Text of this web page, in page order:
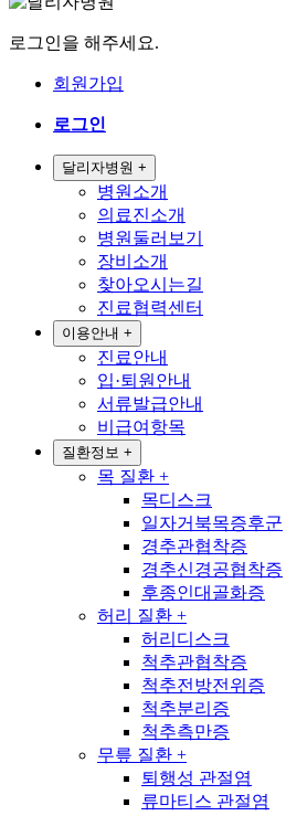
로그인을 해주세요.
회원가입
로그인
달리자병원 +
병원소개
의료진소개
병원둘러보기
장비소개
찾아오시는길
진료협력센터
이용안내 +
진료안내
입·퇴원안내
서류발급안내
비급여항목
질환정보 +
목 질환 +
목디스크
일자거북목증후군
경추관협착증
경추신경공협착증
후종인대골화증
허리 질환 +
허리디스크
척추관협착증
척추전방전위증
척추분리증
척추측만증
무릎 질환 +
퇴행성 관절염
류마티스 관절염